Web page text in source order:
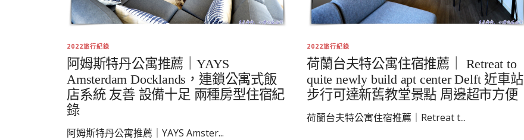
2022旅行紀錄
阿姆斯特丹公寓推薦｜YAYS
Amsterdam Docklands，連鎖公寓式飯
店系統 友善 設備十足 兩種房型住宿紀
錄
阿姆斯特丹公寓推薦｜YAYS Amster...
2022旅行紀錄
荷蘭台夫特公寓住宿推薦｜ Retreat to
quite newly build apt center Delft 近車站
步行可達新舊教堂景點 周邊超市方便
荷蘭台夫特公寓住宿推薦｜Retreat t...